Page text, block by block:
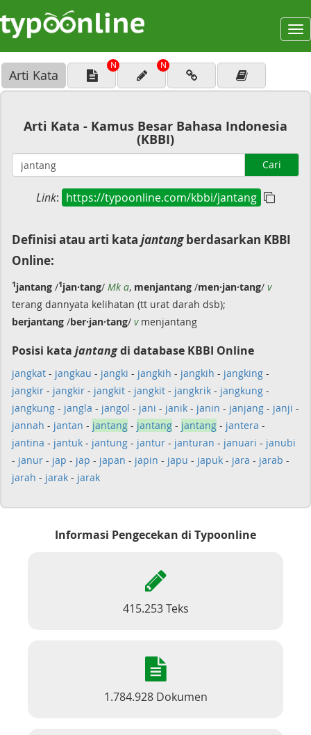
Arti Kata
N N
Arti Kata - Kamus Besar Bahasa Indonesia
(KBBI)
Cari
Link: https://typoonline.com/kbbi/jantang
Definisi atau arti kata jantangberdasarkan KBBI
Online:
1jantang /1jan·tang/ Mk a, menjantang /men·jan·tang/ v
terang dannyata kelihatan (tt urat darah dsb);
berjantang /ber·jan·tang/ vmenjantang
Posisi kata jantangdi database KBBI Online
jangkat - jangkau - jangki - jangkih - jangkih - jangking -
jangkir - jangkir - jangkit - jangkit - jangkrik - jangkung -
jangkung - jangla - jangol - jani - janik - janin - janjang - janji -
jannah - jantan - jantang - jantang - jantang - jantera -
jantina - jantuk - jantung - jantur - janturan - januari - janubi
- janur - jap - jap - japan - japin - japu - japuk - jara - jarab -
jarah - jarak - jarak
Informasi Pengecekan di Typoonline
415.253 Teks
1.784.928 Dokumen